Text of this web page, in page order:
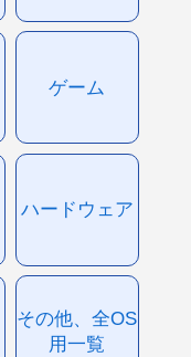
ゲーム
ハードウェア
その他、全OS
用一覧